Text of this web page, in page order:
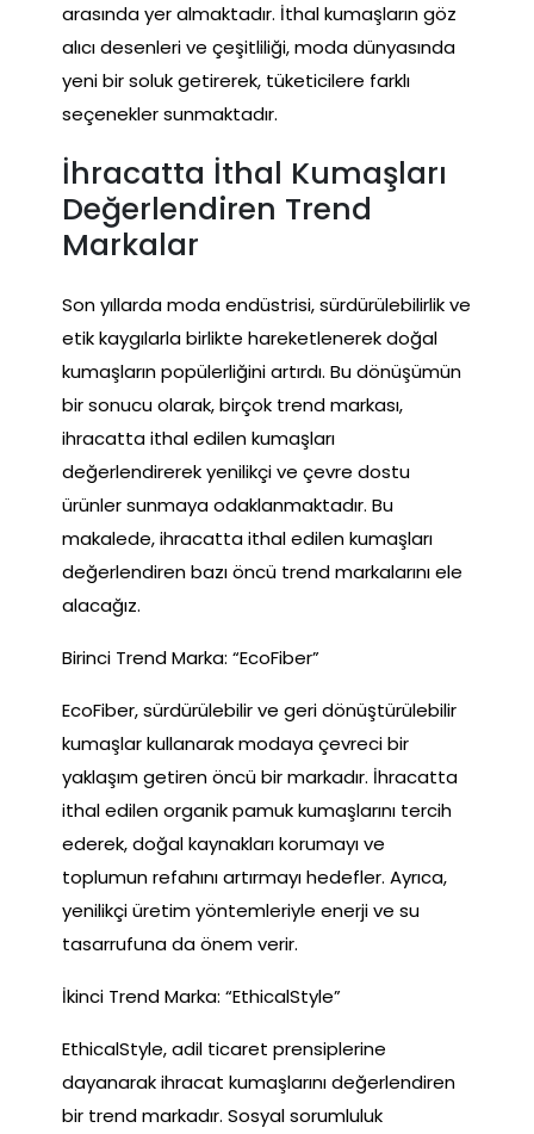
arasında yer almaktadır. İthal kumaşların göz
alıcı desenleri ve çeşitliliği, moda dünyasında
yeni bir soluk getirerek, tüketicilere farklı
seçenekler sunmaktadır.
İhracatta İthal Kumaşları
Değerlendiren Trend
Markalar
Son yıllarda moda endüstrisi, sürdürülebilirlik ve
etik kaygılarla birlikte hareketlenerek doğal
kumaşların popülerliğini artırdı. Bu dönüşümün
bir sonucu olarak, birçok trend markası,
ihracatta ithal edilen kumaşları
değerlendirerek yenilikçi ve çevre dostu
ürünler sunmaya odaklanmaktadır. Bu
makalede, ihracatta ithal edilen kumaşları
değerlendiren bazı öncü trend markalarını ele
alacağız.
Birinci Trend Marka: “EcoFiber”
EcoFiber, sürdürülebilir ve geri dönüştürülebilir
kumaşlar kullanarak modaya çevreci bir
yaklaşım getiren öncü bir markadır. İhracatta
ithal edilen organik pamuk kumaşlarını tercih
ederek, doğal kaynakları korumayı ve
toplumun refahını artırmayı hedefler. Ayrıca,
yenilikçi üretim yöntemleriyle enerji ve su
tasarrufuna da önem verir.
İkinci Trend Marka: “EthicalStyle”
EthicalStyle, adil ticaret prensiplerine
dayanarak ihracat kumaşlarını değerlendiren
bir trend markadır. Sosyal sorumluluk